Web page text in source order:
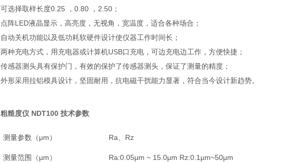
可选择取样长度0.25 ，0.80 ，2.50；
点阵LED液晶显示，高亮度，无视角，宽温度，适合各种场合；
自动关机功能以及低功耗软硬件设计使仪器工作时间长；
两种充电方式，用充电器或计算机USB口充电，可边充电边工作，方便快捷；
传感器测头具有保护门，有效的保护了传感器测头，保证了测量的精度；
外形采用拉铝模具设计，坚固耐用，抗电磁干扰能力显著，符合当今设计新趋势。
粗糙度仪 NDT100 技术参数
测量参数（μm） Ra、Rz
测量范围（μm） Ra:0.05μm ~ 15.0μm Rz:0.1μm~50μm